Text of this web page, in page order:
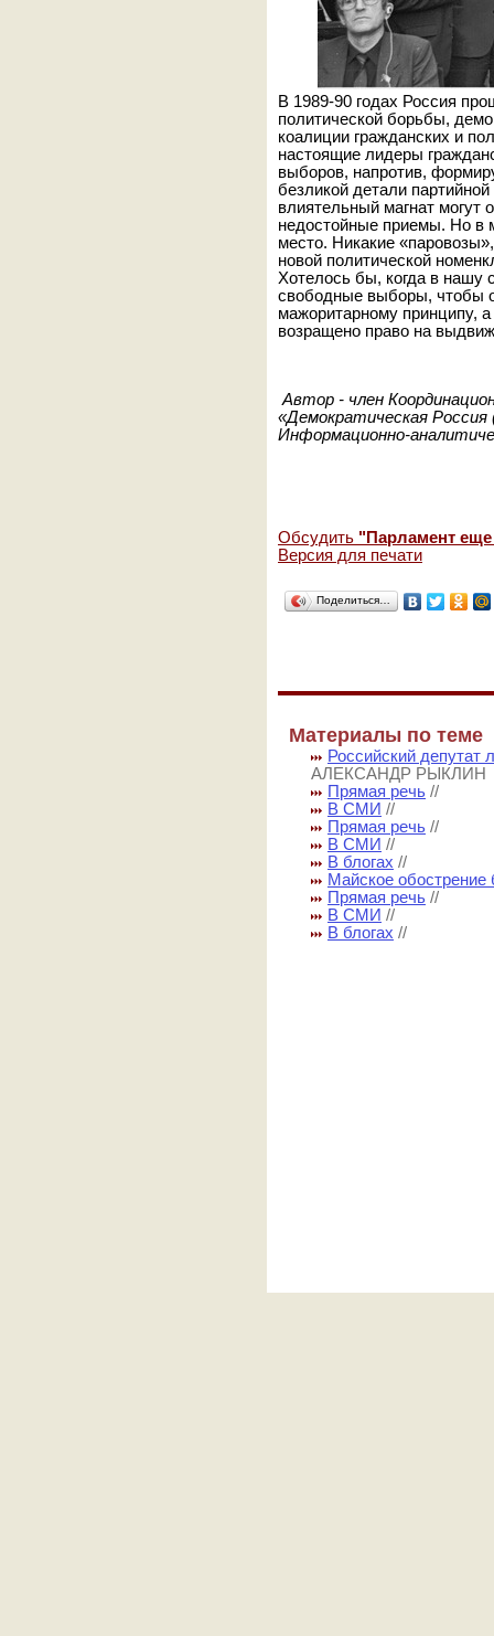
В 1989-90 годах Россия
политической борьбы,
коалиции гражданских и
настоящие лидеры
выборов, напротив,
безликой детали
влиятельный магнат могут
недостойные приемы. Но в
место. Никакие
новой политической
Хотелось бы, когда в нашу
свободные выборы, чтобы
мажоритарному принципу,
возращено право на
Автор - член
«Демократическая Россия
Информационно-
Обсудить "Парламент еще
Версия для печати
Поделиться…
Материалы по теме
Российский депутат
АЛЕКСАНДР РЫКЛИН
Прямая речь //
В СМИ //
Прямая речь //
В СМИ //
В блогах //
Майское обострение
Прямая речь //
В СМИ //
В блогах //